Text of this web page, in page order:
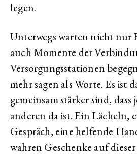
legen.
Unterwegs warten nicht nur
auch Momente der
Versorgungsstationen
mehr sagen als Worte. Es ist
gemeinsam stärker sind,
anderen da ist. Ein Lächeln,
Gespräch, eine helfende
wahren Geschenke auf dieser